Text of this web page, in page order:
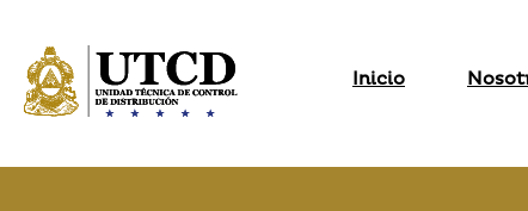
Inicio